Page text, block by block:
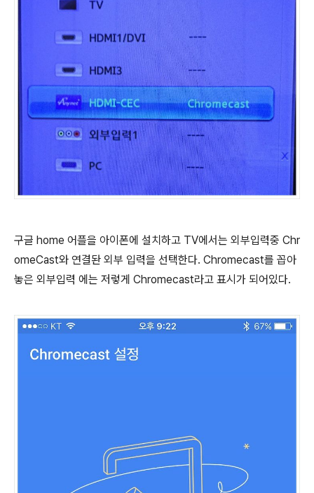
구글 home 어플을 아이폰에 설치하고 TV에서는 외부입력중 Chr
omeCast와 연결돤 외부 입력을 선택한다. Chromecast를 꼽아
놓은 외부입력 에는 저렇게 Chromecast라고 표시가 되어있다.